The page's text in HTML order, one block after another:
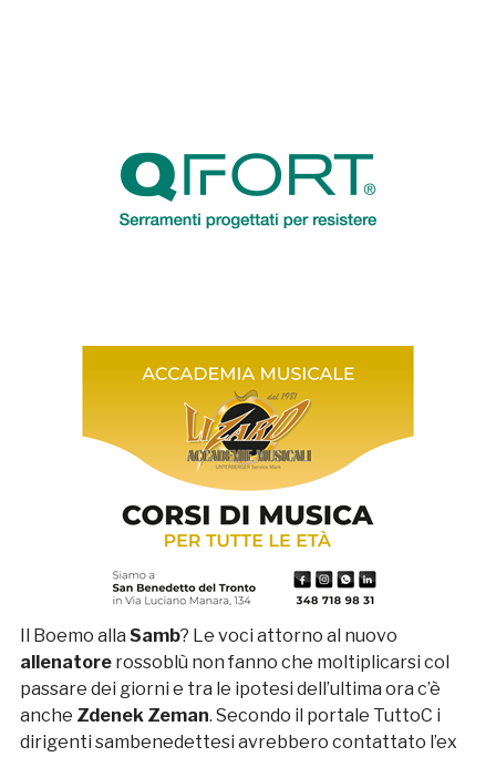
Il Boemo alla Samb? Le voci attorno al nuovo
allenatorerossoblù non fanno che moltiplicarsi col
passare dei giorni e tra le ipotesi dell’ultima ora c’è
anche Zdenek Zeman. Secondo il portale TuttoC i
dirigenti sambenedettesi avrebbero contattato l’ex